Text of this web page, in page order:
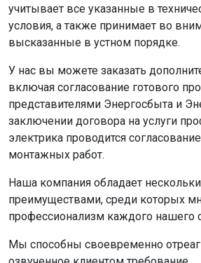
учитывает все указанные в
условия, а также принимает во
высказанные в устном порядке.
У нас вы можете заказать
включая согласование готового
представителями Энергосбыта и
заключении договора на услуги
электрика проводится
монтажных работ.
Наша компания обладает
преимуществами, среди которых
профессионализм каждого нашего
Мы способны своевременно